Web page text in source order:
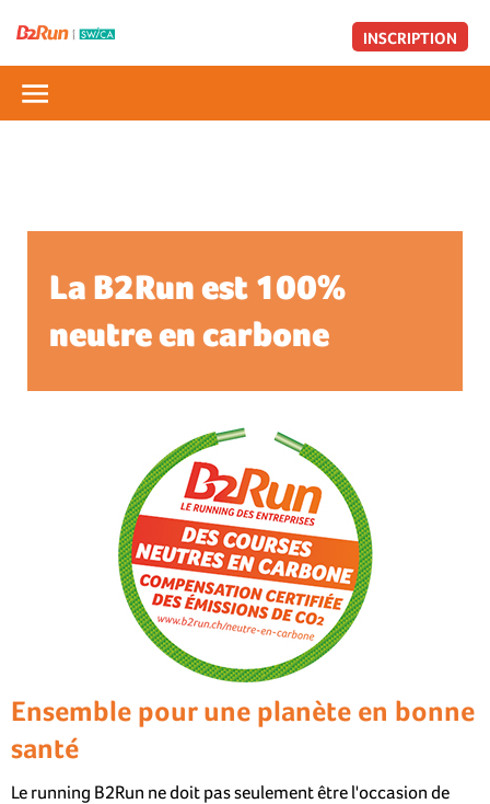
INSCRIPTION
La B2Run est 100%
neutre en carbone
Ensemble pour une planète en bonne
santé
Le running B2Run ne doit pas seulement être l'occasion de